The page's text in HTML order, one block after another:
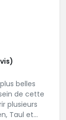
belles
de cette
plusieurs
Taul et